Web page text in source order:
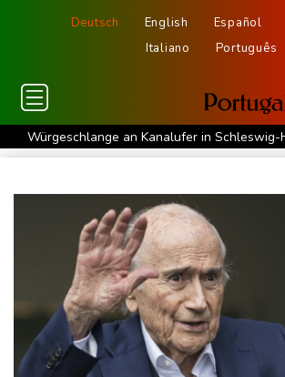
Deutsch English Español
Italiano
Português
Würgeschlange an Kanalufer in Schleswig-
Unter Traktor eingeklemmt: Zwölfjähriger
Sri Lanka setzt nach Unruhen in Gefängnis
Zuwächse in der Autobranche:
leicht zu
76-jähriger Landwirt in Nordrhein-
überrollt und getötet
Nach Tod von 37-Jähriger in Hessen:
freiem Fuß